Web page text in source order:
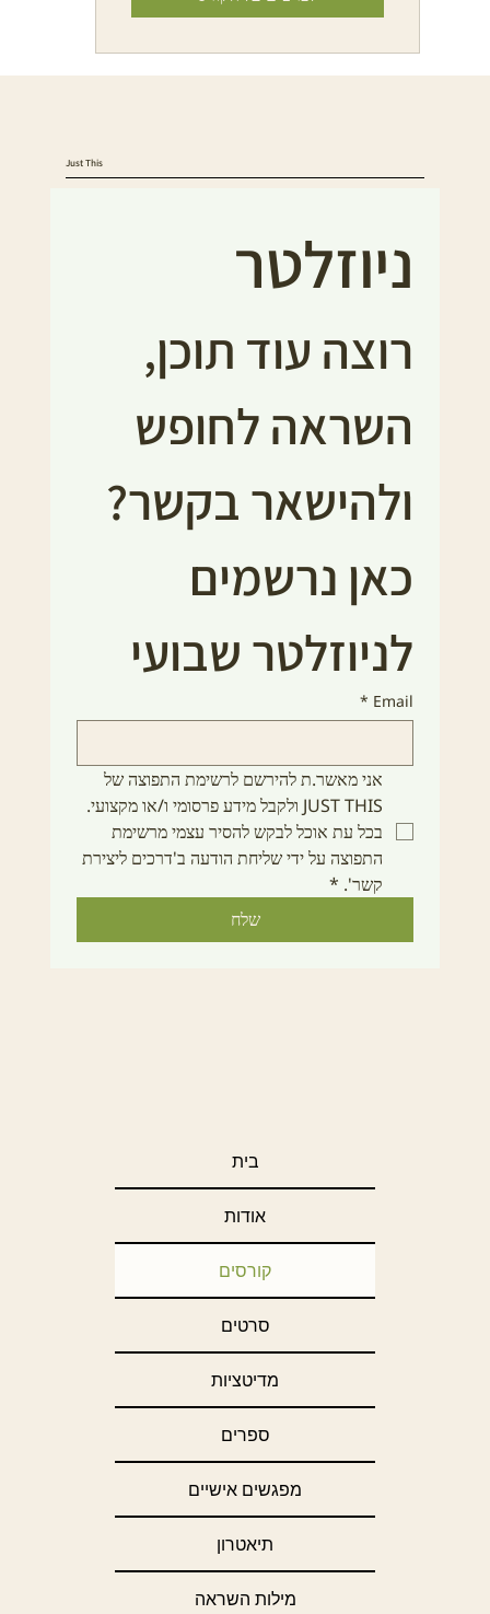
Just This
ניוזלטר
ולהישאר בקשר?
לניוזלטר שבועי
Email
*
אני מאשר.ת להירשם לרשימת התפוצה של
בכל עת אוכל לבקש להסיר עצמי מרשימת
התפוצה על ידי שליחת הודעה ב'דרכים ליצירת
קשר'. *
שלח
בית
אודות
קורסים
סרטים
מדיטציות
ספרים
מפגשים אישיים
תיאטרון
מילות השראה